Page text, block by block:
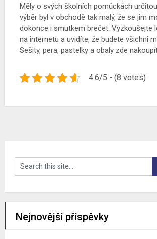
Měly o svých školních pomůckách
výběr byl v obchodě tak malý, že se jim
dokonce i smutkem brečet. Vyzkoušejte
na internetu a uvidíte, že budete všichni
Sešity, pera, pastelky a obaly zde
4.6/5 - (8 votes)
Nejnovější příspěvky